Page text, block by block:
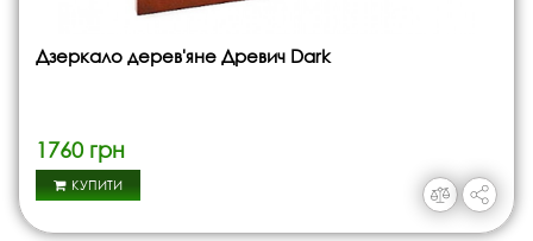
Дзеркало дерев'яне Древич Dark
1760 грн
КУПИТИ